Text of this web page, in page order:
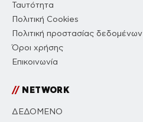
Ταυτότητα
Πολιτική Cookies
Πολιτική προστασίας δεδομένων
Όροι χρήσης
Επικοινωνία
//NETWORK
ΔΕΔΟΜΕΝΟ